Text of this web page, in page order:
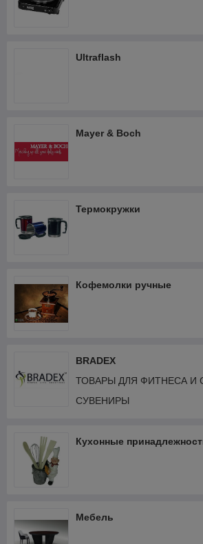
Ultraflash
Mayer & Boch
Термокружки
Кофемолки ручные
BRADEX
ТОВАРЫ ДЛЯ ФИТНЕСА И
СУВЕНИРЫ
Кухонные
Мебель